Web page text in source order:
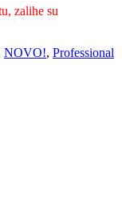
zalihe su
NOVO!, Professional